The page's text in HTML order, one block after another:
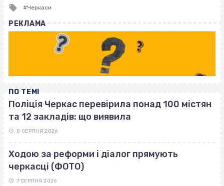
Tagged
Черкаси
РЕКЛАМА
ПО ТЕМІ
Поліція Черкас перевірила понад 100 містян
та 12 закладів: що виявила
8 СЕРПНЯ 2026
Ходою за реформи і діалог прямують
черкасці (ФОТО)
7 СЕРПНЯ 2026